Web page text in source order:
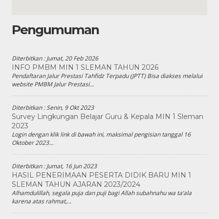
Pengumuman
Diterbitkan :Jumat, 20 Feb 2026
INFO PMBM MIN 1 SLEMAN TAHUN 2026
Pendaftaran Jalur Prestasi Tahfidz Terpadu (JPTT) Bisa diakses melalui
website PMBM Jalur Prestasi...
Diterbitkan :Senin, 9 Okt 2023
Survey Lingkungan Belajar Guru & Kepala MIN 1 Sleman
2023
Login dengan klik link di bawah ini, maksimal pengisian tanggal 16
Oktober 2023...
Diterbitkan :Jumat, 16 Jun 2023
HASIL PENERIMAAN PESERTA DIDIK BARU MIN 1
SLEMAN TAHUN AJARAN 2023/2024
Alhamdulillah, segala puja dan puji bagi Allah subahnahu wa ta’ala
karena atas rahmat,...